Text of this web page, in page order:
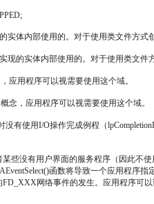
实体内部使用的。对于使用类文件方
现的实体内部使用的。对于使用类文
应用程序可以视需要使用这个域。
念，应用程序可以视需要使用这个域。
有使用I/O操作完成例程（
些没有用户界面的服务程序（因此不使
函数将导致一个应用程序指
网络事件的发生。应用程序可